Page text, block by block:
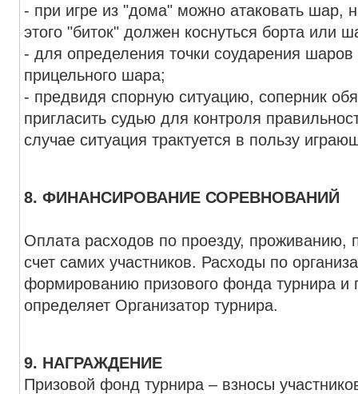
- при игре из "дома" можно атаковать шар,
этого "биток" должен коснуться борта или
- для определения точки соударения шаров
прицельного шара;
- предвидя спорную ситуацию, соперник
пригласить судью для контроля
случае ситуация трактуется в пользу
8. ФИНАНСИРОВАНИЕ СОРЕВНОВАНИЙ
Оплата расходов по проезду, проживанию,
счет самих участников. Расходы по
формированию призового фонда турнира и
определяет Организатор турнира.
9. НАГРАЖДЕНИЕ
Призовой фонд турнира – взносы